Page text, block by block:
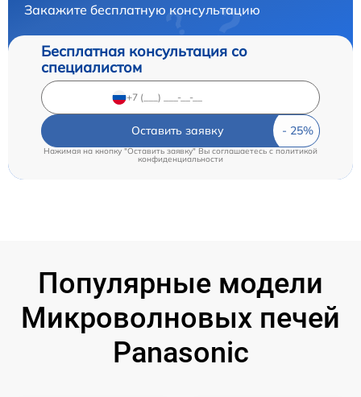
Закажите бесплатную консультацию
Бесплатная консультация со
специалистом
Оставить заявку
Нажимая на кнопку "Оставить заявку" Вы соглашаетесь cполитикой
конфиденциальности
Популярные модели
Микроволновых печей
Panasonic